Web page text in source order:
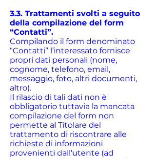
3.3. Trattamenti svolti a seguito
della compilazione del form
“Contatti”.
Compilando il form denominato
“Contatti” l’interessato fornisce
propri dati personali (nome,
cognome, telefono, email,
messaggio, foto, altri documenti,
altro).
Il rilascio di tali dati non è
obbligatorio tuttavia la mancata
compilazione del form non
permette al Titolare del
trattamento di riscontrare alle
richieste di informazioni
provenienti dall’utente (ad